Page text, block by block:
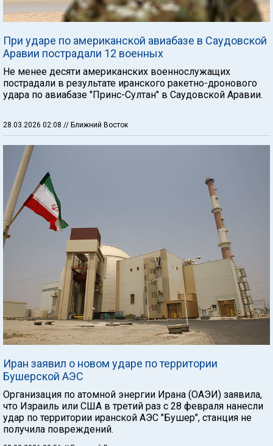
При ударе по американской авиабазе в Саудовской
Аравии пострадали 12 военных
Не менее десяти американских военнослужащих
пострадали в результате иранского ракетно-дронового
удара по авиабазе "Принс-Султан" в Саудовской Аравии.
28.03.2026 02:08 // Ближний Восток
Иран заявил о новом ударе по территории
Бушерской АЭС
Организация по атомной энергии Ирана (ОАЭИ) заявила,
что Израиль или США в третий раз с 28 февраля нанесли
удар по территории иранской АЭС "Бушер", станция не
получила повреждений.